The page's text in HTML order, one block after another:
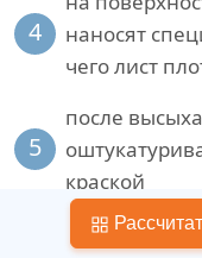
4
наносят
чего лист
5
после
краской